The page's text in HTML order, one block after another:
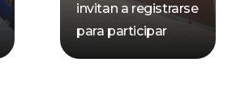
invitan a registrarse
para participar